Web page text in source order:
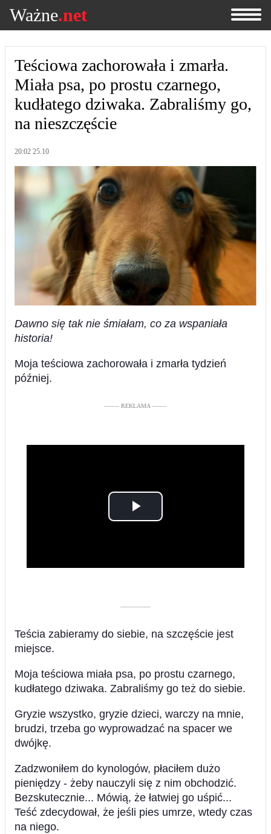
Ważne.net
Teściowa zachorowała i zmarła.
Miała psa, po prostu czarnego,
kudłatego dziwaka. Zabraliśmy go,
na nieszczęście
20:02 25.10
Dawno się tak nie śmiałam, co za wspaniała
historia!
Moja teściowa zachorowała i zmarła tydzień
później.
––––– REKLAMA –––––
Play
––––––––––
Teścia zabieramy do siebie, na szczęście jest
miejsce.
Moja teściowa miała psa, po prostu czarnego,
kudłatego dziwaka. Zabraliśmy go też do siebie.
Gryzie wszystko, gryzie dzieci, warczy na mnie,
brudzi, trzeba go wyprowadzać na spacer we
dwójkę.
Zadzwoniłem do kynologów, płaciłem dużo
pieniędzy - żeby nauczyli się z nim obchodzić.
Bezskutecznie... Mówią, że łatwiej go uśpić...
Teść zdecydował, że jeśli pies umrze, wtedy czas
na niego.